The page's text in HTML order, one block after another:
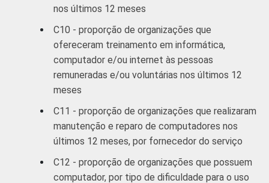
nos últimos 12 meses
C10 - proporção de organizações que
ofereceram treinamento em informática,
computador e/ou internet às pessoas
remuneradas e/ou voluntárias nos últimos 12
meses
C11 - proporção de organizações que realizaram
manutenção e reparo de computadores nos
últimos 12 meses, por fornecedor do serviço
C12 - proporção de organizações que possuem
computador, por tipo de dificuldade para o uso